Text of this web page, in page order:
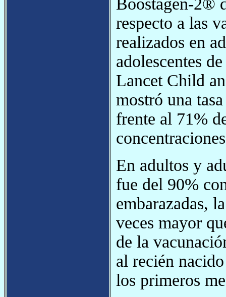
respecto a las
realizados en
adolescentes
Lancet Child
mostró una
frente al 71%
En adultos y
fue del 90%
embarazadas,
veces mayor
de la
al recién
los primeros